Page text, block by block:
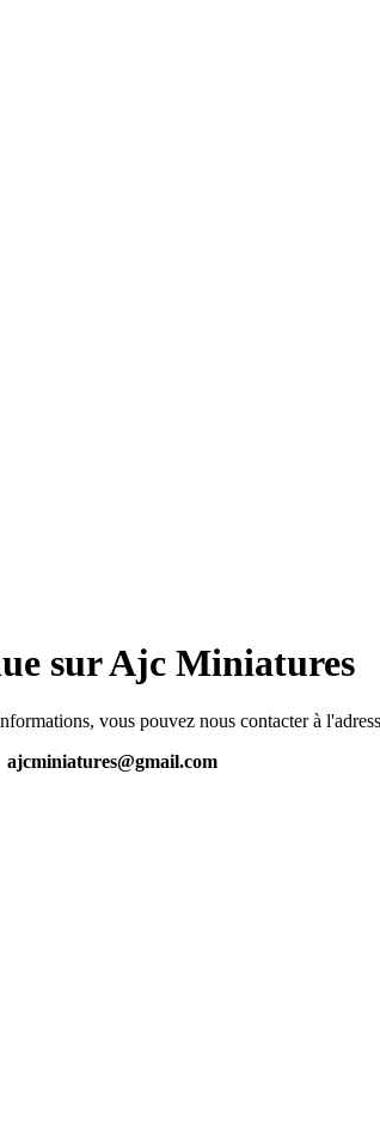
sur Ajc Miniatures
vous pouvez nous contacter à
ajcminiatures@gmail.com